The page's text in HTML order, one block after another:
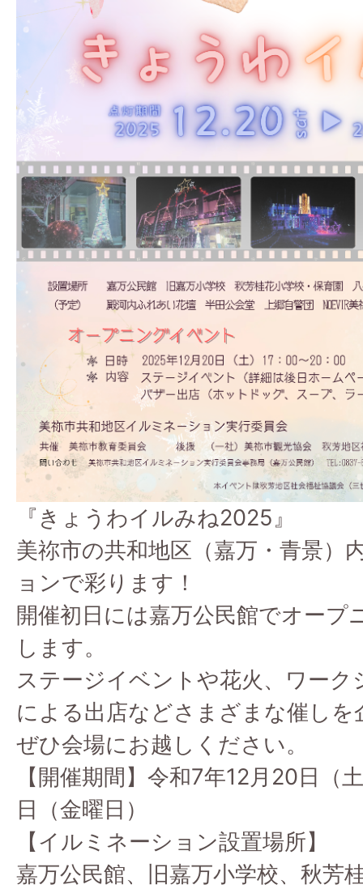
『きょうわイルみね2025』
美祢市の共和地区（嘉万・青景）
ョンで彩ります！
開催初日には嘉万公民館でオープ
します。
ステージイベントや花火、ワーク
による出店などさまざまな催しを
ぜひ会場にお越しください。
【開催期間】令和7年12月20日（
日（金曜日）
【イルミネーション設置場所】
嘉万公民館、旧嘉万小学校、秋芳